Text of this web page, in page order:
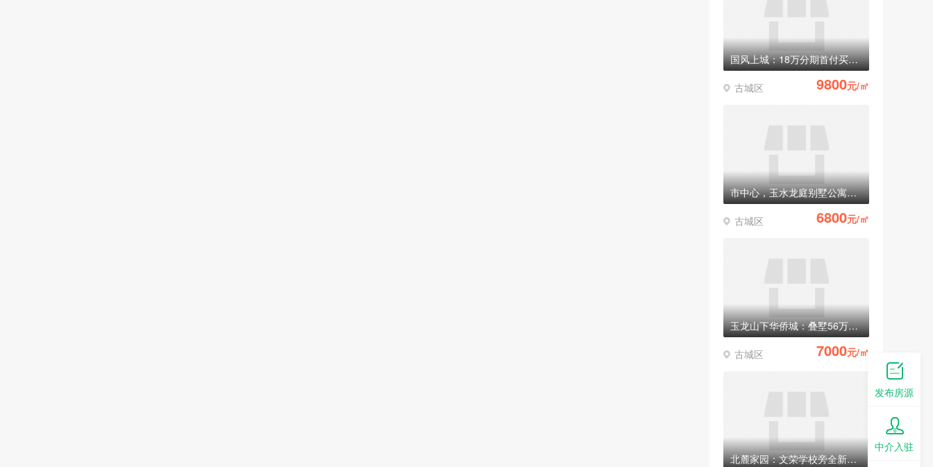
国风上城：18万分期首付买别墅，准现房
古城区 9800元/㎡
市中心，玉水龙庭别墅公寓全部清盘！稀有纯一楼商铺只有最后3套！
古城区 6800元/㎡
玉龙山下华侨城：叠墅56万元/套起
古城区 7000元/㎡
北麓家园：文荣学校旁全新电梯房，均价7500元/㎡
发布房源
中介入驻